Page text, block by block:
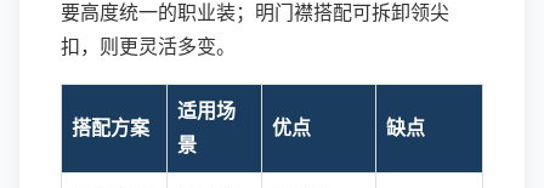
要高度统一的职业装；明门襟搭配可拆卸领尖
扣，则更灵活多变。
搭配方案
适用场
景
优点 缺点